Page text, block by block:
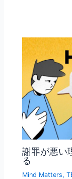
謝罪が悪い
る
Mind Matters,